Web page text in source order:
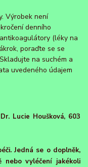
Výrobek není
denního
(léky na
poraďte se se
na suchém a
uvedeného údajem
Lucie Houšková, 603
Jedná se o doplněk,
nebo vyléčení jakékoli